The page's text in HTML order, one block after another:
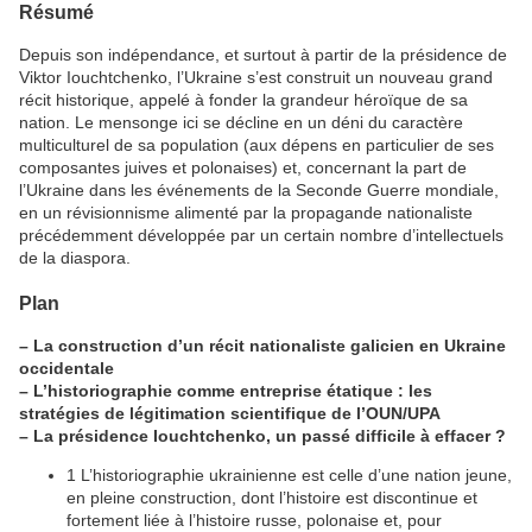
Résumé
Depuis son indépendance, et surtout à partir de la présidence de
Viktor Iouchtchenko, l’Ukraine s’est construit un nouveau grand
récit historique, appelé à fonder la grandeur héroïque de sa
nation. Le mensonge ici se décline en un déni du caractère
multiculturel de sa population (aux dépens en particulier de ses
composantes juives et polonaises) et, concernant la part de
l’Ukraine dans les événements de la Seconde Guerre mondiale,
en un révisionnisme alimenté par la propagande nationaliste
précédemment développée par un certain nombre d’intellectuels
de la diaspora.
Plan
– La construction d’un récit nationaliste galicien en Ukraine
occidentale
– L’historiographie comme entreprise étatique : les
stratégies de légitimation scientifique de l’OUN/UPA
– La présidence Iouchtchenko, un passé difficile à effacer ?
1 L’historiographie ukrainienne est celle d’une nation jeune,
en pleine construction, dont l’histoire est discontinue et
fortement liée à l’histoire russe, polonaise et, pour